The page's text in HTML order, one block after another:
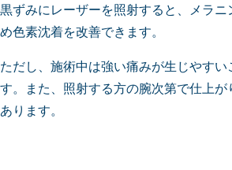
黒ずみにレーザーを照射すると、メラニ
め色素沈着を改善できます。
ただし、施術中は強い痛みが生じやす
す。また、照射する方の腕次第で仕上が
あります。